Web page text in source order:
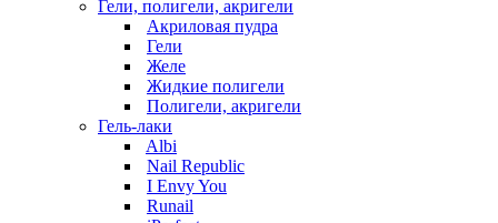
Гели, полигели, акригели
Акриловая пудра
Гели
Желе
Жидкие полигели
Полигели, акригели
Гель-лаки
Albi
Nail Republic
I Envy You
Runail